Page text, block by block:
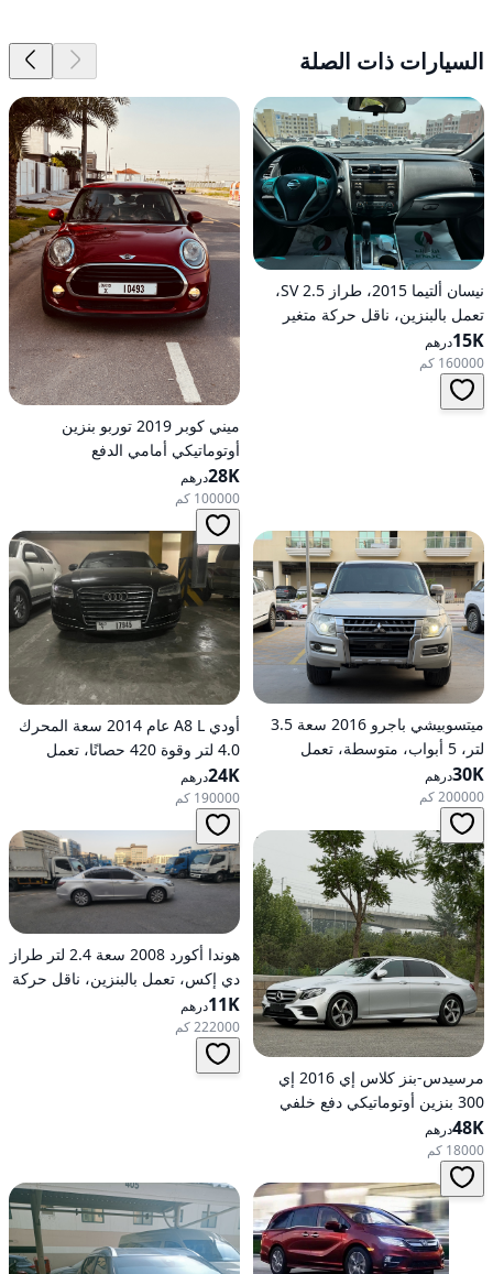
السيارات ذات الصلة
نيسان ألتيما 2015، طراز 2.5 SV،
تعمل بالبنزين، ناقل حركة متغير
مستمر (CVT)، دفع أمامي
15Kدرهم
160000 كم
ميني كوبر 2019 توربو بنزين
أوتوماتيكي أمامي الدفع
28Kدرهم
100000 كم
ميتسوبيشي باجرو 2016 سعة 3.5
لتر، 5 أبواب، متوسطة، تعمل
بالبنزين، أوتوماتيكية، دفع رباعي
30Kدرهم
200000 كم
أودي A8 L عام 2014 سعة المحرك
4.0 لتر وقوة 420 حصانًا، تعمل
بالبنزين، ناقل حركة أوتوماتيكي، دفع
كلي للعجلات
24Kدرهم
190000 كم
مرسيدس-بنز كلاس إي 2016 إي
300 بنزين أوتوماتيكي دفع خلفي
48Kدرهم
18000 كم
هوندا أكورد 2008 سعة 2.4 لتر طراز
دي إكس، تعمل بالبنزين، ناقل حركة
أوتوماتيكي، دفع أمامي
11Kدرهم
222000 كم